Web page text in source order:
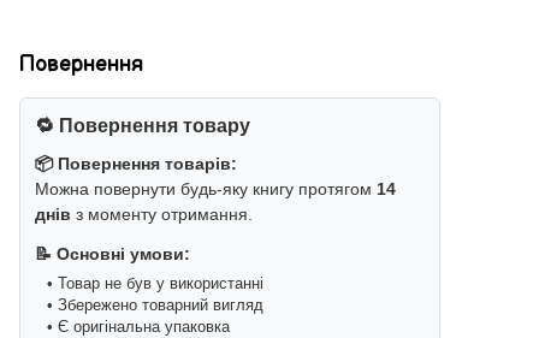
Повернення
🔁 Повернення товару
📦 Повернення товарів:
Можна повернути будь-яку книгу протягом 14
днів з моменту отримання.
📝 Основні умови:
• Товар не був у використанні
• Збережено товарний вигляд
• Є оригінальна упаковка